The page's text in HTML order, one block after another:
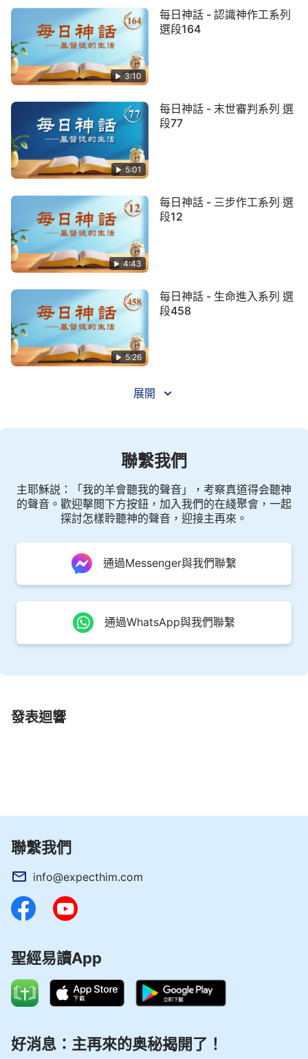
需人去細節地經歷，去更細地探索尋求，不能再等着
吃現成的，若這樣下去就成了混飯吃的人了。知道神
的話却不去實行，這樣的人是不喜愛真理的人，最終
都要被淘汰。讓你們創造九十年代的
讓你們每個人都去實行神的話，在經歷中有真實的進
入，自己與神配合獲得神更多更大的開啓，對自己的
生命更有幫助。若你們看了許多神的話，對神的許多
話只是在字句上明白，并不在實際經歷中去體驗神的
話，你就不會認識神的話，神的話對你就不是生命而
實質，就不知神的心意是什麽。若你在實際經歷當中
去經歷了，那時神話中的靈意才向你打開，只有在經
歷中才能摸着許多真理的靈意，只有在經歷中才能打
開神話的奥秘。若你不去實行神話，無論神的話説得
多明白，拿到你的手裏就成了空的字句道理了，成了
你的宗教規條，這不正是
法利賽人
行經歷神的話，神的話對你們就是實際，若不追求實
行，神的話對你就如三層天上的傳説一樣。實際上，
你們信神的過程是你們體驗神話的過程，也是被神得
着的過程，説得明白點，信神就是認識、明白、體
想得永生，却并不追求實行神話來作為自己所有的，
什麽好吃的東西記在心裏，却并未親口去嘗，這不是
愚拙的人嗎？
——《話・卷一 神的顯現與作工・明白真理就當去實行》
3:10
每日神話 - 認識神作工系列
選段164
5:01
每日神話 - 末世審判系列 選
段77
4:43
每日神話 - 三步作工系列 選
段12
5:26
每日神話 - 生命進入系列 選
段458
展開
聯繫我們
主耶穌説：「我的羊會聽我的聲音」，考察真道得会聽神
的聲音。歡迎擊閲下方按鈕，加入我們的在綫聚會，一起
探討怎樣聆聽神的聲音，迎接主再來。
通過Messenger與我們聯繫
通過WhatsApp與我們聯繫
發表迴響
聯繫我們
info@expecthim.com
聖經易讀App
好消息：主再來的奥秘揭開了！